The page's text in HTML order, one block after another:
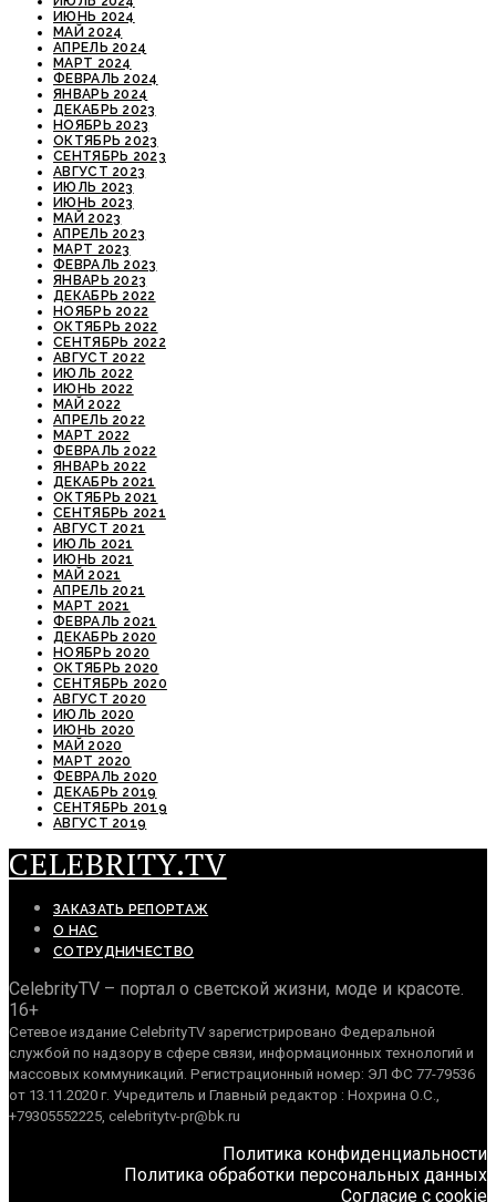
ИЮНЬ 2024
МАЙ 2024
АПРЕЛЬ 2024
МАРТ 2024
ФЕВРАЛЬ 2024
ЯНВАРЬ 2024
ДЕКАБРЬ 2023
НОЯБРЬ 2023
ОКТЯБРЬ 2023
СЕНТЯБРЬ 2023
АВГУСТ 2023
ИЮЛЬ 2023
ИЮНЬ 2023
МАЙ 2023
АПРЕЛЬ 2023
МАРТ 2023
ФЕВРАЛЬ 2023
ЯНВАРЬ 2023
ДЕКАБРЬ 2022
НОЯБРЬ 2022
ОКТЯБРЬ 2022
СЕНТЯБРЬ 2022
АВГУСТ 2022
ИЮЛЬ 2022
ИЮНЬ 2022
МАЙ 2022
АПРЕЛЬ 2022
МАРТ 2022
ФЕВРАЛЬ 2022
ЯНВАРЬ 2022
ДЕКАБРЬ 2021
ОКТЯБРЬ 2021
СЕНТЯБРЬ 2021
АВГУСТ 2021
ИЮЛЬ 2021
ИЮНЬ 2021
МАЙ 2021
АПРЕЛЬ 2021
МАРТ 2021
ФЕВРАЛЬ 2021
ДЕКАБРЬ 2020
НОЯБРЬ 2020
ОКТЯБРЬ 2020
СЕНТЯБРЬ 2020
АВГУСТ 2020
ИЮЛЬ 2020
ИЮНЬ 2020
МАЙ 2020
МАРТ 2020
ФЕВРАЛЬ 2020
ДЕКАБРЬ 2019
СЕНТЯБРЬ 2019
АВГУСТ 2019
CELEBRITY.TV
ЗАКАЗАТЬ РЕПОРТАЖ
О НАС
СОТРУДНИЧЕСТВО
CelebrityTV – портал о светской жизни, моде и красоте.
16+
Сетевое издание CelebrityTV зарегистрировано Федеральной
службой по надзору в сфере связи, информационных технологий и
массовых коммуникаций. Регистрационный номер: ЭЛ ФС 77-79536
от 13.11.2020 г. Учредитель и Главный редактор : Нохрина О.С.,
+79305552225, celebritytv-pr@bk.ru
Политика конфиденциальности
Политика обработки персональных данных
Согласие с cookie